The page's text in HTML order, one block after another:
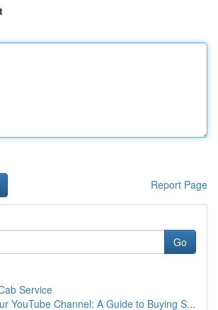
Report Page
Go
Service
YouTube Channel: A Guide to Buying S...